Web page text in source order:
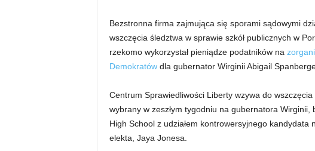
Bezstronna firma zajmująca się sporami sądowymi
wszczęcia śledztwa w sprawie szkół publicznych w
rzekomo wykorzystał pieniądze podatników na
Demokratówdla gubernator Wirginii Abigail
Centrum Sprawiedliwości Liberty wzywa do
wybrany w zeszłym tygodniu na gubernatora Wirginii,
High School z udziałem kontrowersyjnego
elekta, Jaya Jonesa.